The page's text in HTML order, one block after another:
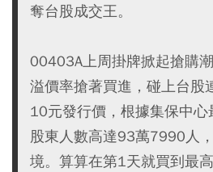
奪台股成交王。
00403A上周掛牌掀起搶購
溢價率搶著買進，碰上台股
10元發行價，根據集保中
股東人數高達93萬7990人
境。算算在第1天就買到最